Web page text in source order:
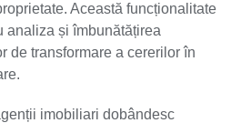
Această funcționalitate
analiza și îmbunătățirea
de transformare a cererilor în
imobiliari dobândesc